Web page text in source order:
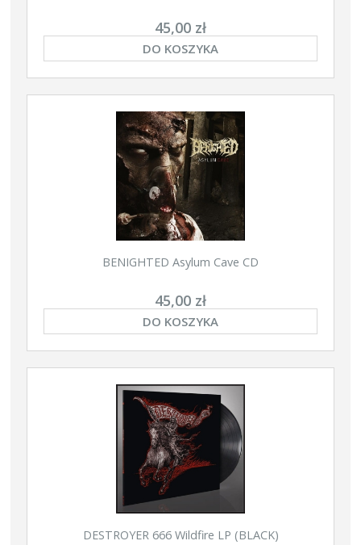
45,00 zł
DO KOSZYKA
BENIGHTED Asylum Cave CD
45,00 zł
DO KOSZYKA
DESTROYER 666 Wildfire LP (BLACK)